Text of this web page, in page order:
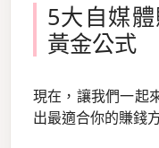
5大自媒
黃金公式
現在，讓我們一起
出最適合你的賺錢